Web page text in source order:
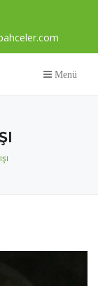
Menü